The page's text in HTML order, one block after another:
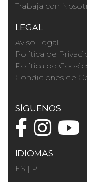
Trabaja con
LEGAL
Aviso Legal
Política de
Política de
Condiciones de
SÍGUENOS
IDIOMAS
ES | PT